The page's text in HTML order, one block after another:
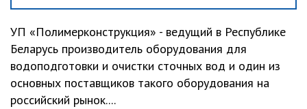
УП «Полимерконструкция» - ведущий в Республике
Беларусь производитель оборудования для
водоподготовки и очистки сточных вод и один из
основных поставщиков такого оборудования на
российский рынок....